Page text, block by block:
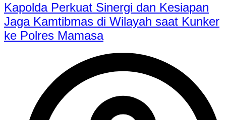
Kapolda Perkuat Sinergi dan Kesiapan
Jaga Kamtibmas di Wilayah saat Kunker
ke Polres Mamasa